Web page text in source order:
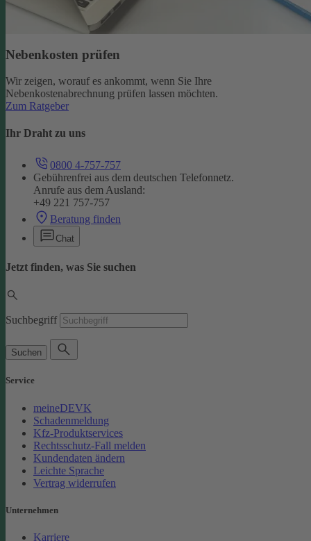
Nebenkosten prüfen
Wir zeigen, worauf es ankommt, wenn Sie Ihre
Nebenkostenabrechnung prüfen lassen möchten.
Zum Ratgeber
Ihr Draht zu uns
0800 4-757-757
Gebührenfrei aus dem deutschen Telefonnetz.
Anrufe aus dem Ausland:
+49 221 757-757
Beratung finden
Chat
Jetzt finden, was Sie suchen
Suchbegriff
Suchen
Service
meineDEVK
Schadenmeldung
Kfz-Produktservices
Rechtsschutz-Fall melden
Kundendaten ändern
Leichte Sprache
Vertrag widerrufen
Unternehmen
Karriere